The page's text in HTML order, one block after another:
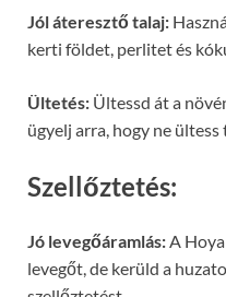
Jól áteresztő talaj:
kerti földet, perlitet és
Ültetés: Ültessd át a
ügyelj arra, hogy ne ültess
Szellőztetés:
Jó levegőáramlás: A
levegőt, de kerüld a